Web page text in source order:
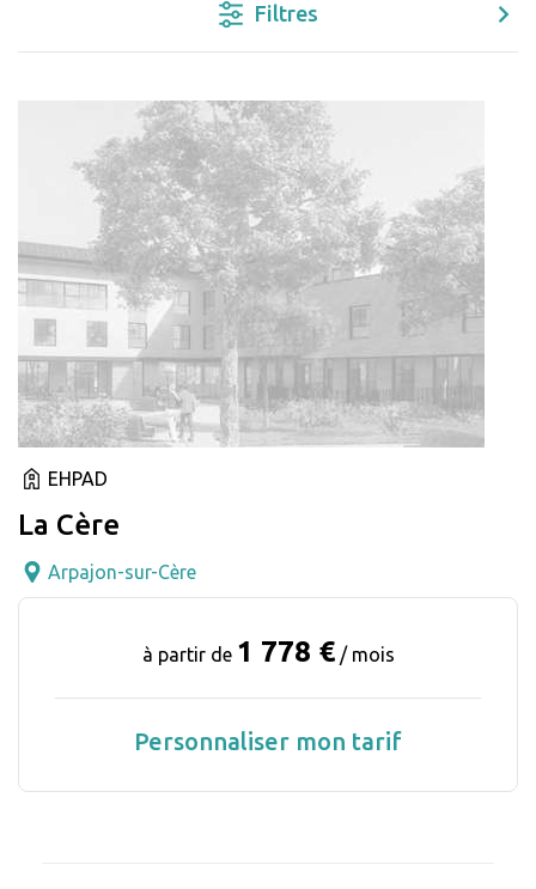
Filtres
EHPAD
La Cère
Arpajon-sur-Cère
à partir de 1 778 € / mois
Personnaliser mon tarif